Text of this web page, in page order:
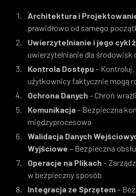
Architektura i
prawidłowo od samego
Uwierzytelnianie i jego cykl
uwierzytelnianie dla środowisk
Kontrola Dostępu –
użytkownicy faktycznie mogą
Ochrona Danych– Chroń
Komunikacja– Bezpieczna
międzyprocesowa
Walidacja Danych
Wyjściowe – Bezpieczna
Operacje na Plikach–
w bezpieczny sposób
Integracja ze Sprzętem–